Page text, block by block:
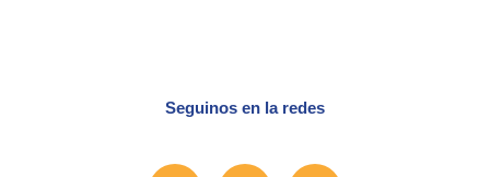
Seguinos en la redes